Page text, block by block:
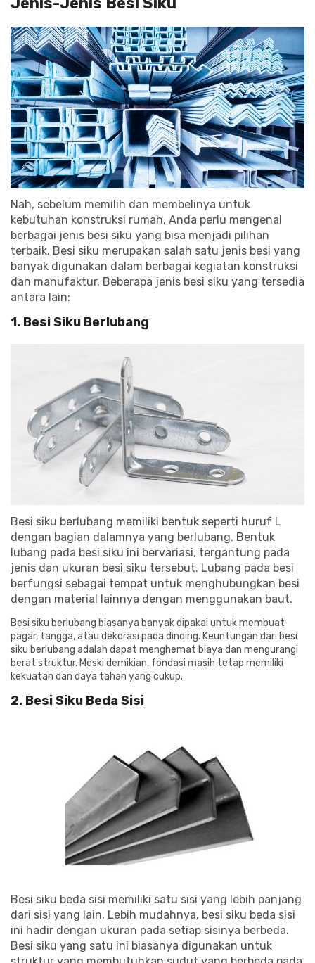
Nah, sebelum memilih dan membelinya untuk
kebutuhan konstruksi rumah, Anda perlu mengenal
berbagai jenis besi siku yang bisa menjadi pilihan
terbaik. Besi siku merupakan salah satu jenis besi yang
banyak digunakan dalam berbagai kegiatan konstruksi
dan manufaktur. Beberapa jenis besi siku yang tersedia
antara lain:
1. Besi Siku Berlubang
Besi siku berlubang memiliki bentuk seperti huruf L
dengan bagian dalamnya yang berlubang. Bentuk
lubang pada besi siku ini bervariasi, tergantung pada
jenis dan ukuran besi siku tersebut. Lubang pada besi
berfungsi sebagai tempat untuk menghubungkan besi
dengan material lainnya dengan menggunakan baut.
Besi siku berlubang biasanya banyak dipakai untuk membuat
pagar, tangga, atau dekorasi pada dinding. Keuntungan dari besi
siku berlubang adalah dapat menghemat biaya dan mengurangi
berat struktur. Meski demikian, fondasi masih tetap memiliki
kekuatan dan daya tahan yang cukup.
2. Besi Siku Beda Sisi
Besi siku beda sisi memiliki satu sisi yang lebih panjang
dari sisi yang lain. Lebih mudahnya, besi siku beda sisi
ini hadir dengan ukuran pada setiap sisinya berbeda.
Besi siku yang satu ini biasanya digunakan untuk